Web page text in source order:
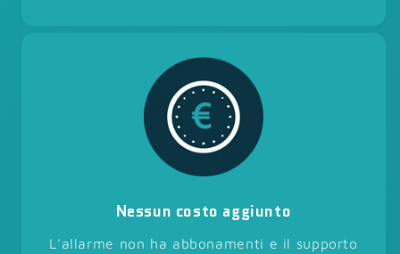
Nessun costo aggiunto
L'allarme non ha abbonamenti e il supporto